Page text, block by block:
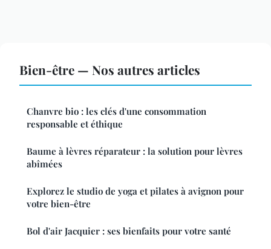
Bien-être — Nos autres articles
Chanvre bio : les clés d'une consommation
responsable et éthique
Baume à lèvres réparateur : la solution pour lèvres
abîmées
Explorez le studio de yoga et pilates à avignon pour
votre bien-être
Bol d'air Jacquier : ses bienfaits pour votre santé